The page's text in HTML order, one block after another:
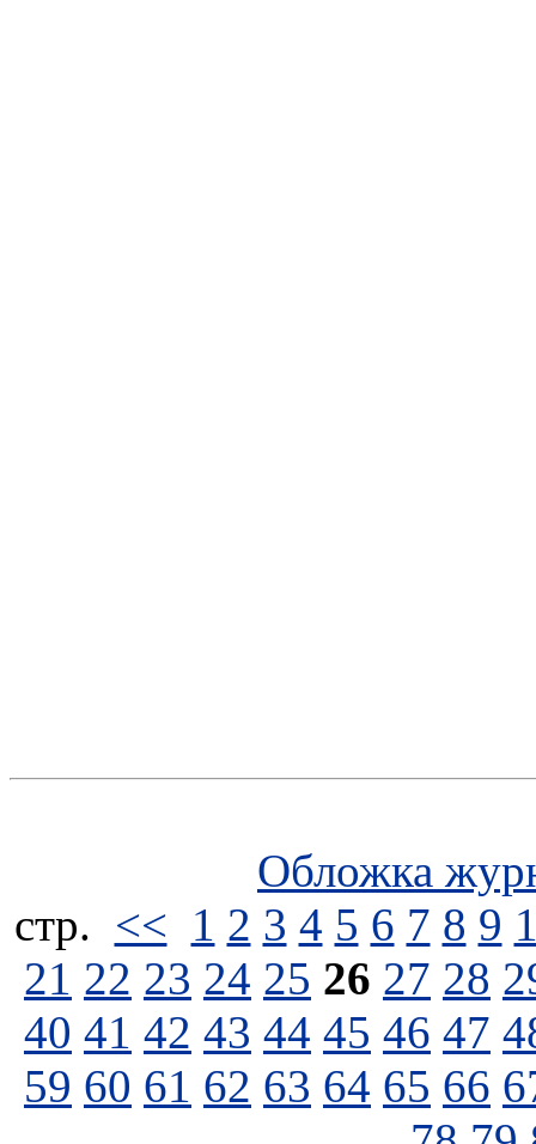
Обложка
стp. << 1 2 3 4 5 6 7 8 9
21 22 23 24 25 26 27 28
40 41 42 43 44 45 46 47
59 60 61 62 63 64 65 66